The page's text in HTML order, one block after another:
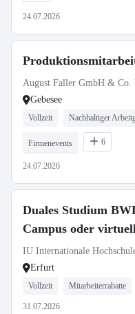
24.07.2026
August Faller GmbH & Co.
Gebesee
Vollzeit Nachhaltiger
Firmenevents 6
24.07.2026
Duales Studium
Campus oder
IU Internationale
Erfurt
Vollzeit Mitarbeiterrabatte
31.07.2026